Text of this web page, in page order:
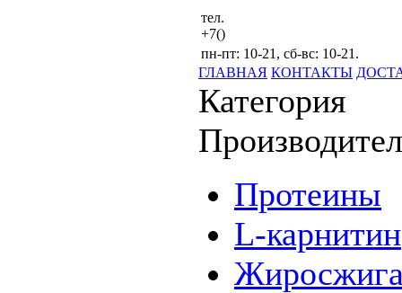
тел.
+7()
пн-пт: 10-21, сб-вс: 10-21.
ГЛАВНАЯ КОНТАКТЫ
Категория
Протеины
L-карнитин